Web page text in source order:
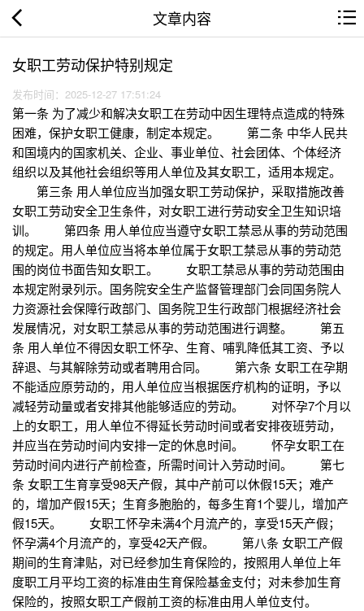
文章内容
女职工劳动保护特别规定
发布时间：2025-12-27 17:51:24
第一条 为了减少和解决女职工在劳动中因生理特点造成的特殊
困难，保护女职工健康，制定本规定。 第二条 中华人民共
和国境内的国家机关、企业、事业单位、社会团体、个体经济
组织以及其他社会组织等用人单位及其女职工，适用本规定。
第三条 用人单位应当加强女职工劳动保护，采取措施改善
女职工劳动安全卫生条件，对女职工进行劳动安全卫生知识培
训。 第四条 用人单位应当遵守女职工禁忌从事的劳动范围
的规定。用人单位应当将本单位属于女职工禁忌从事的劳动范
围的岗位书面告知女职工。 女职工禁忌从事的劳动范围由
本规定附录列示。国务院安全生产监督管理部门会同国务院人
力资源社会保障行政部门、国务院卫生行政部门根据经济社会
发展情况，对女职工禁忌从事的劳动范围进行调整。 第五
条 用人单位不得因女职工怀孕、生育、哺乳降低其工资、予以
辞退、与其解除劳动或者聘用合同。 第六条 女职工在孕期
不能适应原劳动的，用人单位应当根据医疗机构的证明，予以
减轻劳动量或者安排其他能够适应的劳动。 对怀孕7个月以
上的女职工，用人单位不得延长劳动时间或者安排夜班劳动，
并应当在劳动时间内安排一定的休息时间。 怀孕女职工在
劳动时间内进行产前检查，所需时间计入劳动时间。 第七
条 女职工生育享受98天产假，其中产前可以休假15天；难产
的，增加产假15天；生育多胞胎的，每多生育1个婴儿，增加产
假15天。 女职工怀孕未满4个月流产的，享受15天产假；
怀孕满4个月流产的，享受42天产假。 第八条 女职工产假
期间的生育津贴，对已经参加生育保险的，按照用人单位上年
度职工月平均工资的标准由生育保险基金支付；对未参加生育
保险的，按照女职工产假前工资的标准由用人单位支付。